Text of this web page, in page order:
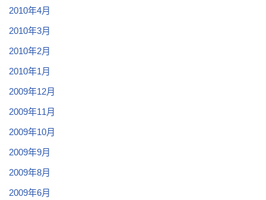
2010年4月
2010年3月
2010年2月
2010年1月
2009年12月
2009年11月
2009年10月
2009年9月
2009年8月
2009年6月